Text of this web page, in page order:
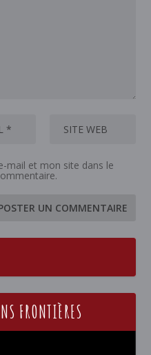
mail et mon site dans le
FRONTIÈRES